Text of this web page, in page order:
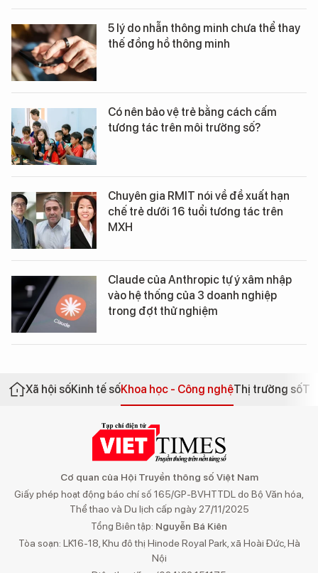
5 lý do nhẫn thông minh chưa thể thay
thế đồng hồ thông minh
Có nên bảo vệ trẻ bằng cách cấm
tương tác trên môi trường số?
Chuyên gia RMIT nói về đề xuất hạn
chế trẻ dưới 16 tuổi tương tác trên
MXH
Claude của Anthropic tự ý xâm nhập
vào hệ thống của 3 doanh nghiệp
trong đợt thử nghiệm
Xã hội sốKinh tế sốKhoa học - Công nghệThị trường số
Cơ quan của Hội Truyền thông số Việt Nam
Giấy phép hoạt động báo chí số 165/GP-BVHTTDL do Bộ Văn hóa,
Thể thao và Du lịch cấp ngày 27/11/2025
Tổng Biên tập: Nguyễn Bá Kiên
Tòa soạn: LK16-18, Khu đô thị Hinode Royal Park, xã Hoài Đức, Hà
Nội